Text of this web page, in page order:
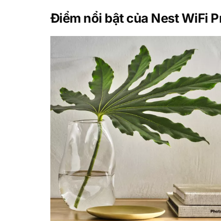
Điểm nổi bật của Nest WiFi